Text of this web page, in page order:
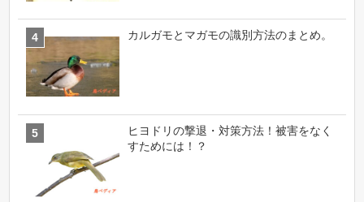
カルガモとマガモの識別方法のまとめ。
ヒヨドリの撃退・対策方法！被害をなく
すためには！？